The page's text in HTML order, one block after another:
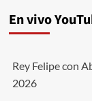
En vivo
Rey Felipe con
2026